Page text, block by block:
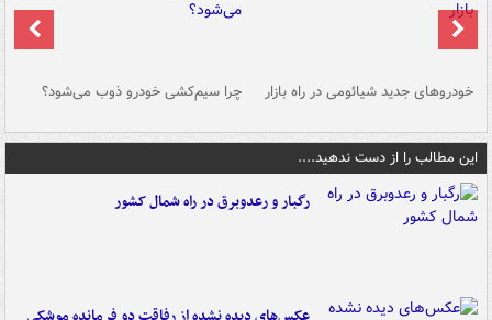
خودروهای جدید شیائومی در راه بازار چرا سیم‌کشی خودرو ذوب می‌شود؟
این مطالب را از دست ندهید....
رگبار و رعدوبرق در راه شمال کشور